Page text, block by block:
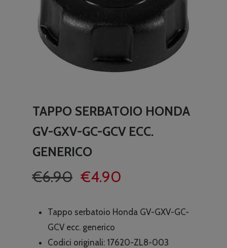
TAPPO SERBATOIO HONDA
GV-GXV-GC-GCV ECC.
GENERICO
€6.90 Il
originale
era:
€6.90.
€4.90
attuale
€4.90.
Tappo serbatoio Honda GV-GXV-GC-
GCV ecc. generico
Codici originali: 17620-ZL8-003